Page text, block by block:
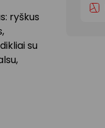
ryškus
su